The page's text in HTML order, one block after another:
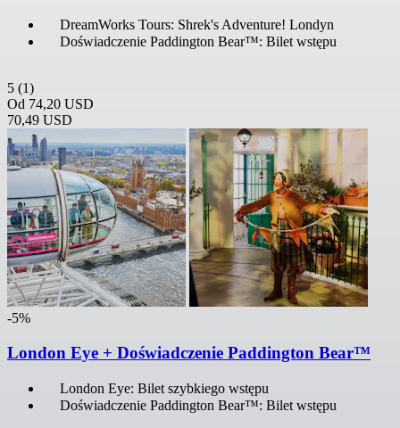
DreamWorks Tours: Shrek's Adventure! Londyn
Doświadczenie Paddington Bear™: Bilet wstępu
5 (1)
Od 74,20 USD
70,49 USD
-5%
London Eye + Doświadczenie Paddington Bear™
London Eye: Bilet szybkiego wstępu
Doświadczenie Paddington Bear™: Bilet wstępu